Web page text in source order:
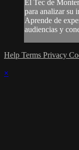
El Tec de
para analizar su
Aprende de
audiencias y
Help Terms Privacy
×